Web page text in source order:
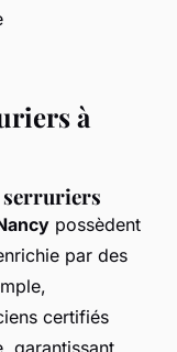
à
serruriers
possèdent
par des
certifiés
garantissant